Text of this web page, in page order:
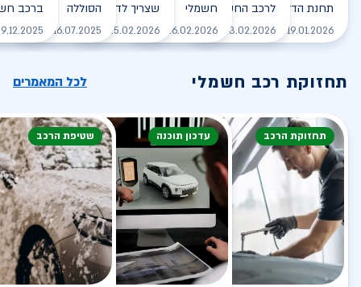
תחנת הדלק?
19.01.2026 לקריאה
לרכב החשמלי
03.02.2026 לקריאה
חשמלי
26.02.2026 לקריאה
שצריך לדעת
25.02.2026 לקריאה
הסוללה
16.07.2025
ברכב
תחזוקת רכב חשמלי לכל המאמרים
תחזוקת הרכב עדכון תוכנה שטיפת הרכב